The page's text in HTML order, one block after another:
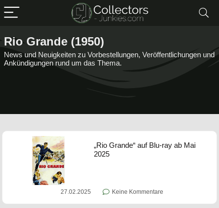
Rio Grande (1950)
News und Neuigkeiten zu Vorbestellungen, Veröffentlichungen und
Ankündigungen rund um das Thema.
„Rio Grande“ auf Blu-ray ab Mai
2025
27.02.2025 Keine Kommentare